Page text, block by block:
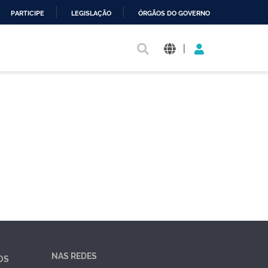
PARTICIPE LEGISLAÇÃO ÓRGÃOS DO GOVERNO
|
NAS REDES